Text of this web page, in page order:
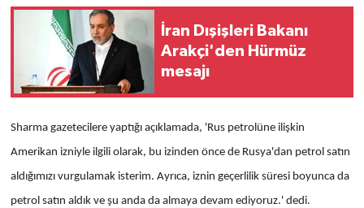
İran Dışişleri Bakanı
Arakçi'den Hürmüz
mesajı
Sharma gazetecilere yaptığı açıklamada, 'Rus petrolüne ilişkin
Amerikan izniyle ilgili olarak, bu izinden önce de Rusya'dan petrol satın
aldığımızı vurgulamak isterim. Ayrıca, iznin geçerlilik süresi boyunca da
petrol satın aldık ve şu anda da almaya devam ediyoruz.' dedi.